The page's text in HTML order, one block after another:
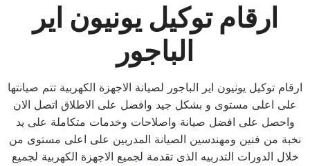
ارقام توكيل يونيون اير
الباجور
ارقام توكيل يونيون اير الباجور لصيانة الاجهزة الكهربية تتم صيانتها
على اعلى مستوى و بشكل جيد وافضل على الاطلاق اتصل الان
واحصل على افضل صيانة واصلاحات وخدمات متكاملة على يد
نخبة من فنين ومهندسين الصيانة المدربين على اعلى مستوى من
خلال الدورات التدربيه الذى تقدمة لجميع الاجهزة الكهربية لجميع